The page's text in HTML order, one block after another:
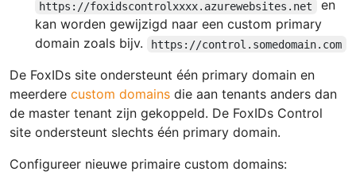
https://foxidscontrolxxxx.azurewebsites.net
en
kan worden gewijzigd naar een custom primary
domain zoals bijv.
https://control.somedomain.com
De FoxIDs site ondersteunt één primary domain en
meerdere custom domains die aan tenants anders dan
de master tenant zijn gekoppeld. De FoxIDs Control
site ondersteunt slechts één primary domain.
Configureer nieuwe primaire custom domains: